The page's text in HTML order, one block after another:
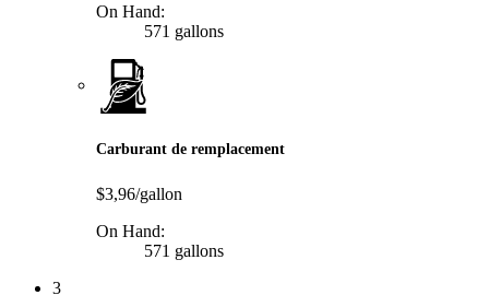
On Hand:
571 gallons
Carburant de remplacement
$3,96/gallon
On Hand:
571 gallons
3